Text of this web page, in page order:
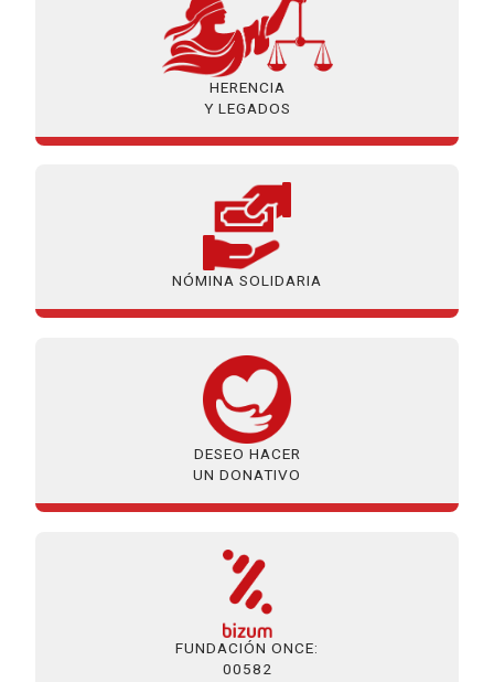
HERENCIA
Y LEGADOS
NÓMINA SOLIDARIA
DESEO HACER
UN DONATIVO
FUNDACIÓN ONCE:
00582